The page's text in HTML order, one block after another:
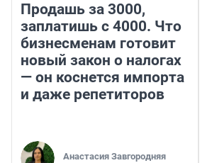
Продашь за 3000,
заплатишь с 4000. Что
бизнесменам готовит
новый закон о налогах
— он коснется импорта
и даже репетиторов
Анастасия Завгородняя